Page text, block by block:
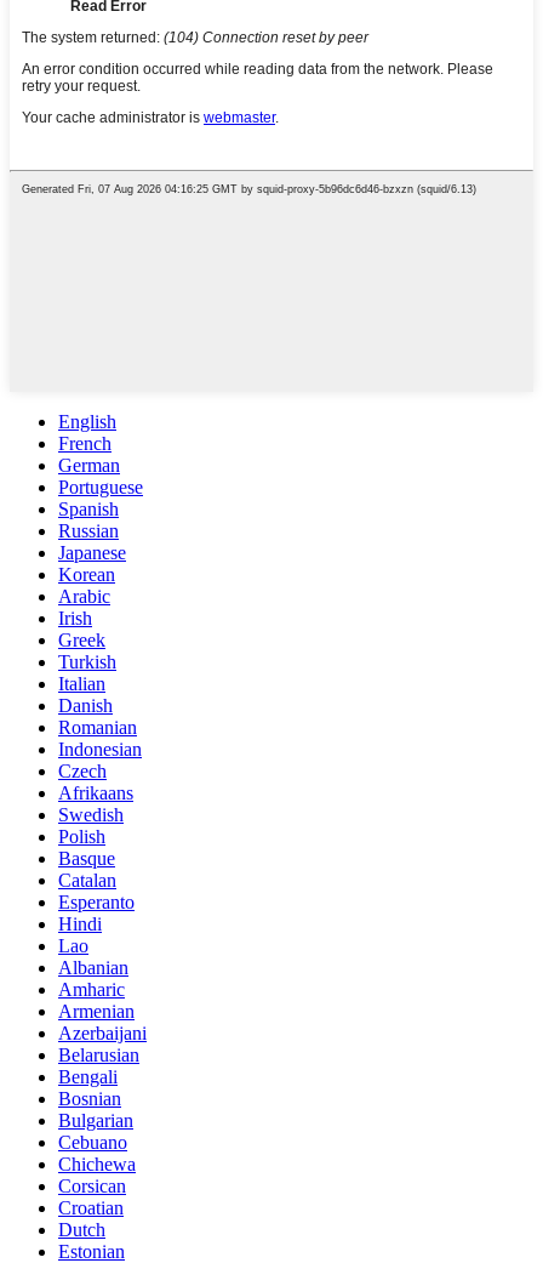
English
French
German
Portuguese
Spanish
Russian
Japanese
Korean
Arabic
Irish
Greek
Turkish
Italian
Danish
Romanian
Indonesian
Czech
Afrikaans
Swedish
Polish
Basque
Catalan
Esperanto
Hindi
Lao
Albanian
Amharic
Armenian
Azerbaijani
Belarusian
Bengali
Bosnian
Bulgarian
Cebuano
Chichewa
Corsican
Croatian
Dutch
Estonian